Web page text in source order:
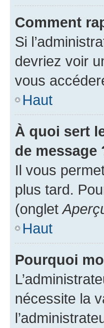
Comment
Si
devriez voir
vous
Haut
À quoi sert
de message
Il vous
plus tard.
(onglet
Haut
Pourquoi
nécessite la